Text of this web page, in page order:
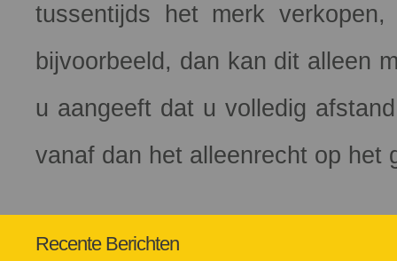
tussentijds het merk
bijvoorbeeld, dan kan dit alleen
u aangeeft dat u volledig
vanaf dan het alleenrecht op het
Recente Berichten